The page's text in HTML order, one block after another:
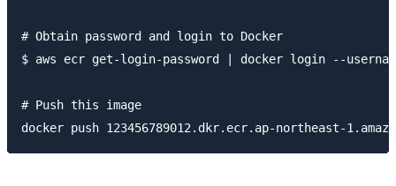
# Obtain password and login to Docker
$ aws ecr get-login-password | docker login --username
# Push this image